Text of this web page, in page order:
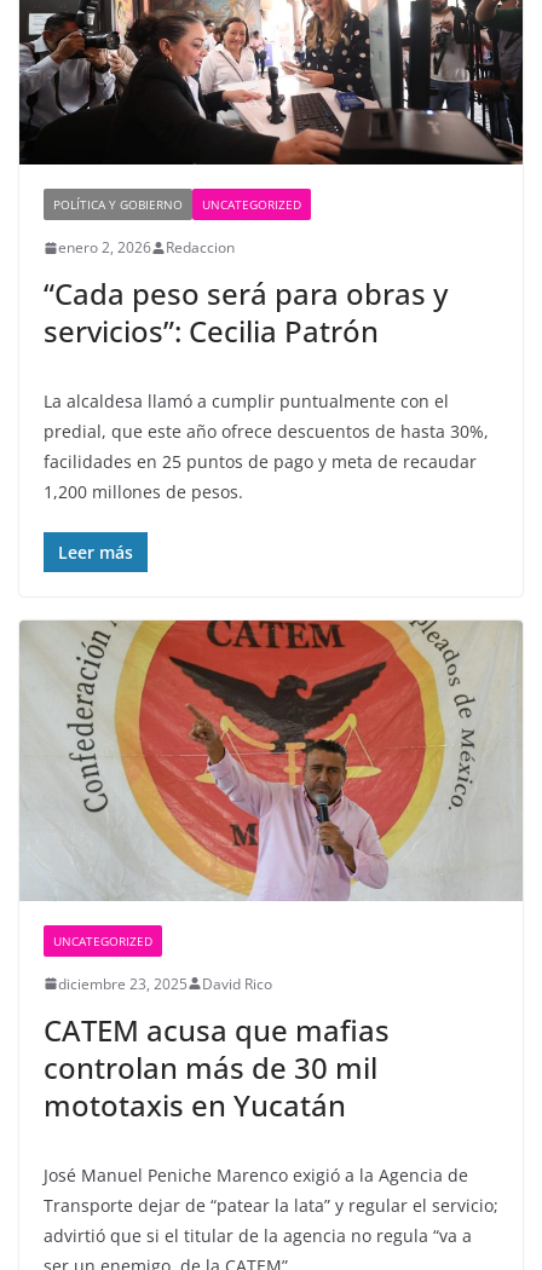
POLÍTICA Y GOBIERNO UNCATEGORIZED
enero 2, 2026 Redaccion
“Cada peso será para obras y
servicios”: Cecilia Patrón
La alcaldesa llamó a cumplir puntualmente con el
predial, que este año ofrece descuentos de hasta 30%,
facilidades en 25 puntos de pago y meta de recaudar
1,200 millones de pesos.
Leer más
UNCATEGORIZED
diciembre 23, 2025 David Rico
CATEM acusa que mafias
controlan más de 30 mil
mototaxis en Yucatán
José Manuel Peniche Marenco exigió a la Agencia de
Transporte dejar de “patear la lata” y regular el servicio;
advirtió que si el titular de la agencia no regula “va a
ser un enemigo de la CATEM”.